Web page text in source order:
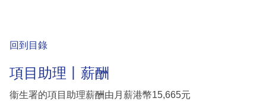
回到目錄
項目助理丨薪酬
衞生署的項目助理薪酬由月薪港幣15,665元